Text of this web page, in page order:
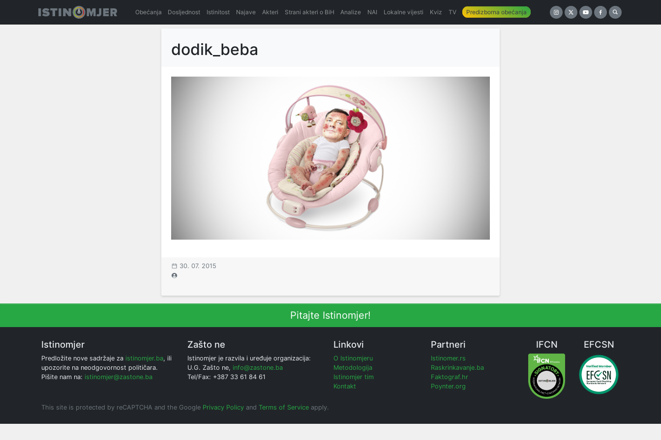
Obećanja Dosljednost Istinitost Najave Akteri Strani akteri o BiH Analize NAI Lokalne vijesti Kviz TV Predizborna obećanja
dodik_beba
30. 07. 2015
Pitajte Istinomjer!
Istinomjer
Predložite nove sadržaje za istinomjer.ba, ili
upozorite na neodgovornost političara.
Pišite nam na: istinomjer@zastone.ba
Zašto ne
Istinomjer je razvila i uređuje organizacija:
U.G. Zašto ne, info@zastone.ba
Tel/Fax: +387 33 61 84 61
Linkovi
O Istinomjeru
Metodologija
Istinomjer tim
Kontakt
Partneri
Istinomer.rs
Raskrinkavanje.ba
Faktograf.hr
Poynter.org
IFCN EFCSN
This site is protected by reCAPTCHA and the Google Privacy Policy and Terms of Service apply.